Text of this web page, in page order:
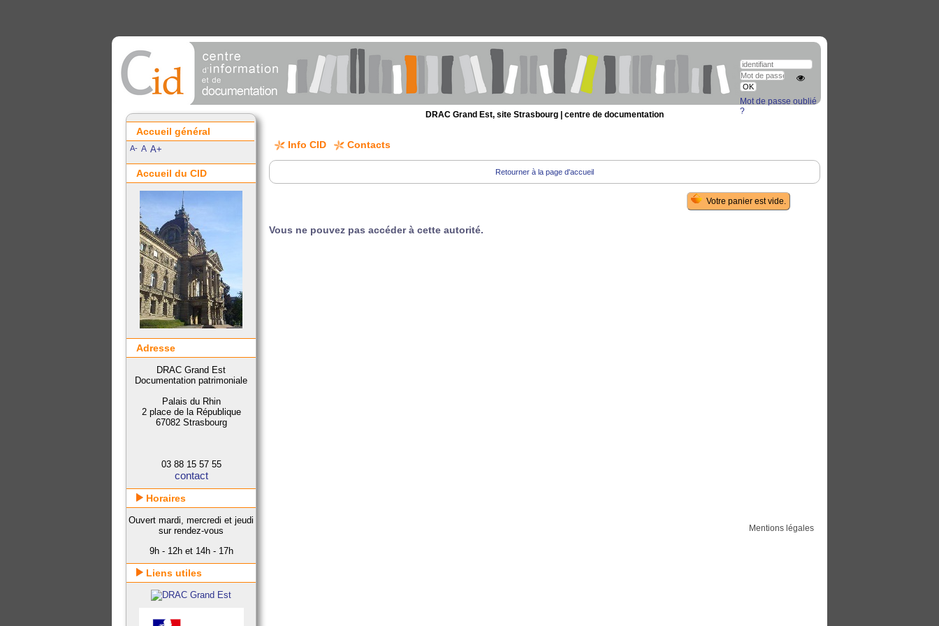
DRAC Grand Est, site Strasbourg | centre de documentation
Info CID Contacts
Retourner à la page d'accueil
Vous ne pouvez pas accéder à cette autorité.
Mentions légales
Accueil général
A- A A+
Accueil du CID
Mot de passe oublié
?
Adresse
DRAC Grand Est
Documentation patrimoniale
Palais du Rhin
2 place de la République
67082 Strasbourg
03 88 15 57 55
contact
Horaires
Ouvert mardi, mercredi et jeudi
sur rendez-vous
9h - 12h et 14h - 17h
Liens utiles